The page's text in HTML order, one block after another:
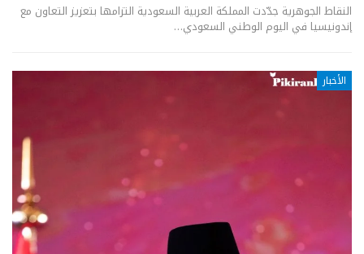
النقاط الجوهرية جدّدت المملكة العربية السعودية التزامها بتعزيز التعاون مع
إندونيسيا في اليوم الوطني السعودي…
الأخبار